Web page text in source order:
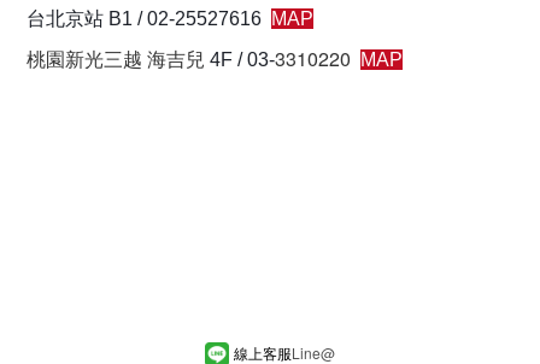
台北京站 B1 / 02-25527616 MAP
桃園新光三越 海吉兒 4F / 03-3310220 MAP
線上客服Line@